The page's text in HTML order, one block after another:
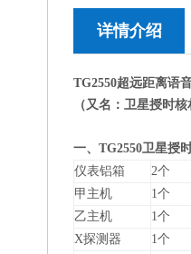
详情介绍
TG2550超远距离语
（又名：卫星授时
一、TG2550卫星授
仪表铝箱
2个
甲主机
1个
乙主机
1个
X探测器
1个